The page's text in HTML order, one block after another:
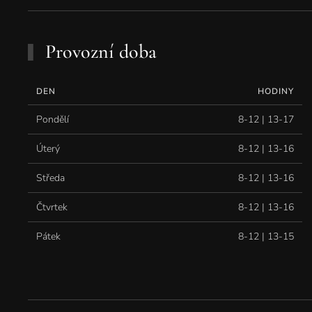
Provozní doba
DEN HODINY
Pondělí 8-12 | 13-17
Úterý 8-12 | 13-16
Středa 8-12 | 13-16
Čtvrtek 8-12 | 13-16
Pátek 8-12 | 13-15